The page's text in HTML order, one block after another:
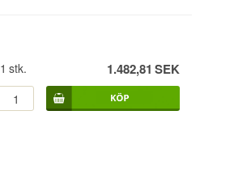
1 stk. 1.482,81 SEK